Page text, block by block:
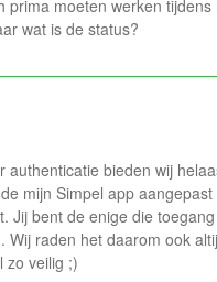
moeten werken
wat is de status?
bieden wij
mijn Simpel app
Jij bent de enige die
raden het daarom ook
zo veilig ;)